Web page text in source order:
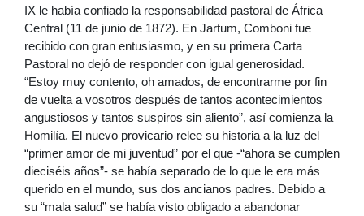
IX le había confiado la responsabilidad pastoral de África
Central (11 de junio de 1872). En Jartum, Comboni fue
recibido con gran entusiasmo, y en su primera Carta
Pastoral no dejó de responder con igual generosidad.
“Estoy muy contento, oh amados, de encontrarme por fin
de vuelta a vosotros después de tantos acontecimientos
angustiosos y tantos suspiros sin aliento”, así comienza la
Homilía. El nuevo provicario relee su historia a la luz del
“primer amor de mi juventud” por el que -“ahora se cumplen
dieciséis años”- se había separado de lo que le era más
querido en el mundo, sus dos ancianos padres. Debido a
su “mala salud” se había visto obligado a abandonar